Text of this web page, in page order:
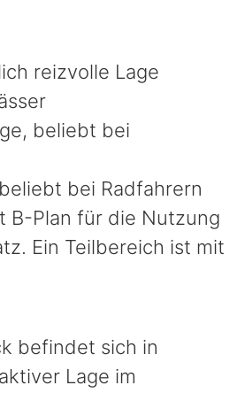
reizvolle Lage
beliebt bei
bei Radfahrern
B-Plan für die Nutzung
Ein Teilbereich ist mit
befindet sich in
Lage im